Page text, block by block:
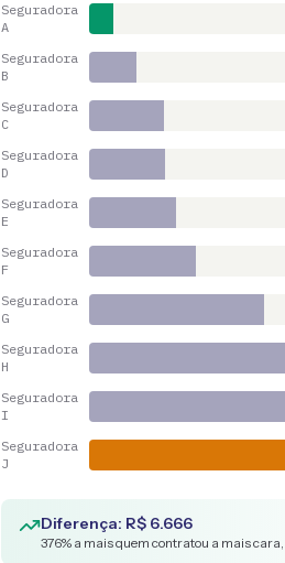
Seguradora
A
Seguradora
B
Seguradora
C
Seguradora
D
Seguradora
E
Seguradora
F
Seguradora
G
Seguradora
H
Seguradora
I
Seguradora
J
Diferença: R$ 6.666
376% a mais quem contratou a mais